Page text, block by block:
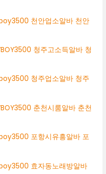
천안업소알바 천안
청주고소득알바 청
청주업소알바 청주
춘천시룸알바 춘천
포항시유흥알바 포
효자동노래방알바